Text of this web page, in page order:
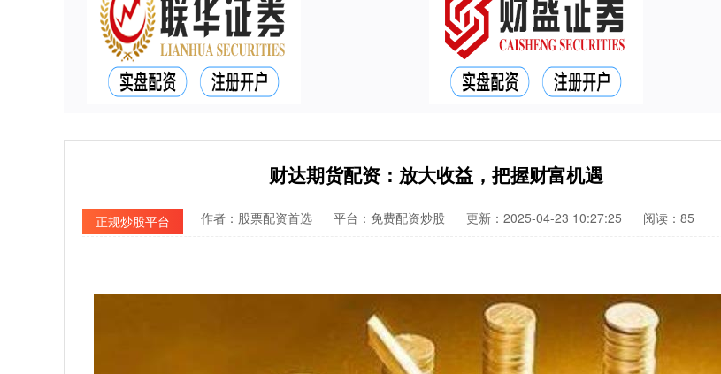
财达期货配资：放大收益，把握财富机遇
正规炒股平台 作者：股票配资首选 平台：免费配资炒股 更新：2025-04-23 10:27:25 阅读：85